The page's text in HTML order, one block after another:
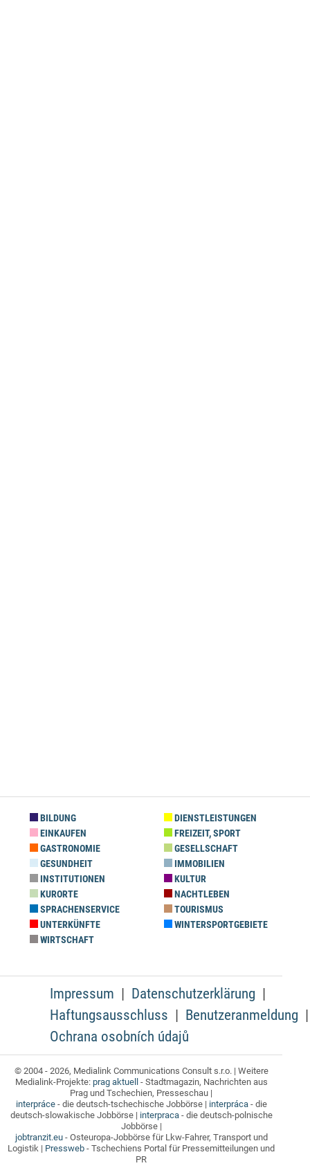
BILDUNG
DIENSTLEISTUNGEN
EINKAUFEN
FREIZEIT, SPORT
GASTRONOMIE
GESELLSCHAFT
GESUNDHEIT
IMMOBILIEN
INSTITUTIONEN
KULTUR
KURORTE
NACHTLEBEN
SPRACHENSERVICE
TOURISMUS
UNTERKÜNFTE
WINTERSPORTGEBIETE
WIRTSCHAFT
Impressum
Datenschutzerklärung
Haftungsausschluss
Benutzeranmeldung
Ochrana osobních údajů
© 2004 - 2026, Medialink Communications Consult s.r.o. | Weitere
Medialink-Projekte: prag aktuell - Stadtmagazin, Nachrichten aus
Prag und Tschechien, Presseschau |
interpráce- die deutsch-tschechische Jobbörse | interpráca- die
deutsch-slowakische Jobbörse | interpraca- die deutsch-polnische
Jobbörse |
jobtranzit.eu- Osteuropa-Jobbörse für Lkw-Fahrer, Transport und
Logistik | Pressweb - Tschechiens Portal für Pressemitteilungen und
PR